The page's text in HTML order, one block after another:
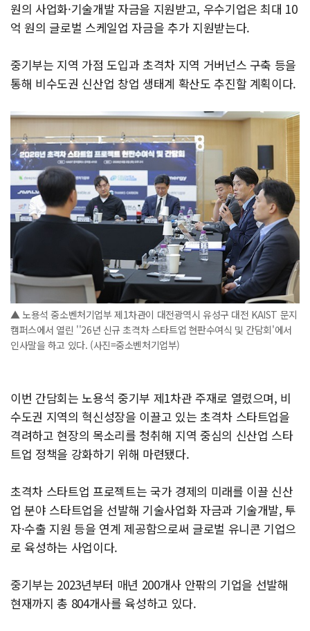
원의 사업화·기술개발 자금을 지원받고, 우수기업은 최대 10
억 원의 글로벌 스케일업 자금을 추가 지원받는다.
중기부는 지역 가점 도입과 초격차 지역 거버넌스 구축 등을
통해 비수도권 신산업 창업 생태계 확산도 추진할 계획이다.
▲ 노용석 중소벤처기업부 제1차관이 대전광역시 유성구 대전 KAIST 문지
캠퍼스에서 열린 ''26년 신규 초격차 스타트업 현판수여식 및 간담회'에서
인사말을 하고 있다. (사진=중소벤처기업부)
이번 간담회는 노용석 중기부 제1차관 주재로 열렸으며, 비
수도권 지역의 혁신성장을 이끌고 있는 초격차 스타트업을
격려하고 현장의 목소리를 청취해 지역 중심의 신산업 스타
트업 정책을 강화하기 위해 마련됐다.
초격차 스타트업 프로젝트는 국가 경제의 미래를 이끌 신산
업 분야 스타트업을 선발해 기술사업화 자금과 기술개발, 투
자·수출 지원 등을 연계 제공함으로써 글로벌 유니콘 기업으
로 육성하는 사업이다.
중기부는 2023년부터 매년 200개사 안팎의 기업을 선발해
현재까지 총 804개사를 육성하고 있다.